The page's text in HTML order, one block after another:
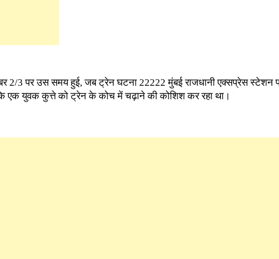
2/3 पर उस समय हुई, जब ट्रेन घटना 22222 मुंबई राजधानी एक्सप्रेस स्टेशन
एक युवक कुत्ते को ट्रेन के कोच में चढ़ाने की कोशिश कर रहा था।